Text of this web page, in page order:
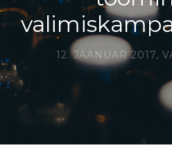
12. JAANUAR 2017,